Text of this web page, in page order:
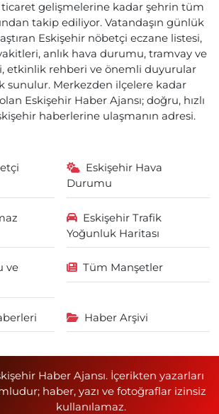
gelişmelerine kadar şehrin tüm
takip ediliyor. Vatandaşın günlük
Eskişehir nöbetçi eczane listesi,
anlık hava durumu, tramvay ve
etkinlik rehberi ve önemli duyurular
sunulur. Merkezden ilçelere kadar
Eskişehir Haber Ajansı; doğru, hızlı
haberlerine ulaşmanın adresi.
Eskişehir Hava
Durumu
Eskişehir Trafik
Yoğunluk Haritası
ve
Tüm Manşetler
Haber Arşivi
Haber Ajansı. İçerikten yazarları
haber, yazı ve fotoğraflar izinsiz
kullanılamaz.